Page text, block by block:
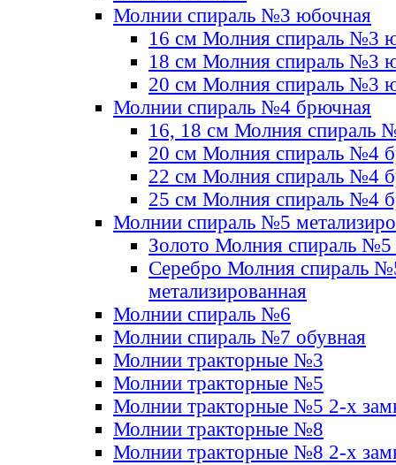
Молнии спираль №3 юбочная
16 см Молния спираль №3
18 см Молния спираль №3
20 см Молния спираль №3
Молнии спираль №4 брючная
16, 18 см Молния спираль
20 см Молния спираль №4
22 см Молния спираль №4
25 см Молния спираль №4
Молнии спираль №5
Золото Молния спираль №5
Серебро Молния спираль
метализированная
Молнии спираль №6
Молнии спираль №7 обувная
Молнии тракторные №3
Молнии тракторные №5
Молнии тракторные №5 2-х
Молнии тракторные №8
Молнии тракторные №8 2-х